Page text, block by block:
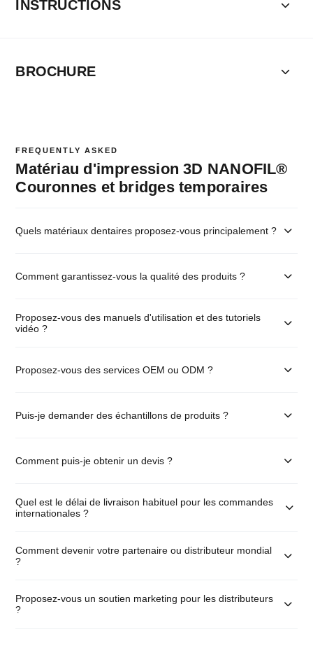
INSTRUCTIONS
BROCHURE
FREQUENTLY ASKED
Matériau d'impression 3D NANOFIL®
Couronnes et bridges temporaires
Quels matériaux dentaires proposez-vous principalement ?
Comment garantissez-vous la qualité des produits ?
Proposez-vous des manuels d'utilisation et des tutoriels
vidéo ?
Proposez-vous des services OEM ou ODM ?
Puis-je demander des échantillons de produits ?
Comment puis-je obtenir un devis ?
Quel est le délai de livraison habituel pour les commandes
internationales ?
Comment devenir votre partenaire ou distributeur mondial
?
Proposez-vous un soutien marketing pour les distributeurs
?